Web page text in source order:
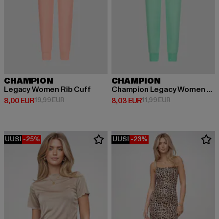
CHAMPION
Legacy Women Rib Cuff
8,00 EUR
Ajankohtainen hinta: 8,00 EUR
19,99 EURKampanjahinta: 19,99 EUR
CHAMPION
Champion Legacy Women Rib Cuff Pants
8,03 EUR
Ajankohtainen hinta: 8,03 EUR
11,99 EURKampanjahinta:
UUSI -25% UUSI -23%